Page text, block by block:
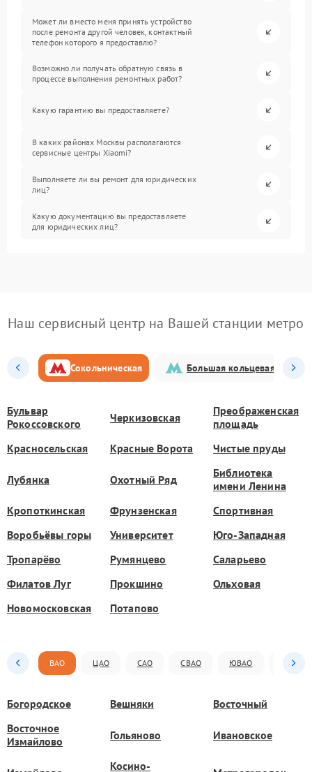
Может ли вместо меня принять устройство
после ремонта другой человек, контактный
телефон которого я предоставлю?
Возможно ли получать обратную связь в
процессе выполнения ремонтных работ?
Какую гарантию вы предоставляете?
В каких районах Москвы располагаются
сервисные центры Xiaomi?
Выполняете ли вы ремонт для юридических
лиц?
Какую документацию вы предоставляете
для юридических лиц?
Наш сервисный центр на Вашей станции метро
Сокольническая Большая кольцевая
Бульвар
Рокоссовского
Черкизовская
Преображенская
площадь
Красносельская
Красные Ворота Чистые пруды
Лубянка Охотный Ряд
Библиотека
имени Ленина
Кропоткинская
Фрунзенская
Спортивная
Воробьёвы горы
Университет
Юго-Западная
Тропарёво
Румянцево
Саларьево
Филатов Луг
Прокшино
Ольховая
Новомосковская
Потапово
ВАО ЦАО САО СВАО ЮВАО ЮАО
Богородское Вешняки
Восточный
Восточное
Измайлово
Гольяново Ивановское
Косино-